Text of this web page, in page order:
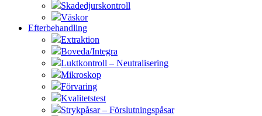
Skadedjurskontroll
Väskor
Efterbehandling
Extraktion
Boveda/Integra
Luktkontroll – Neutralisering
Mikroskop
Förvaring
Kvalitetstest
Strykpåsar – Förslutningspåsar